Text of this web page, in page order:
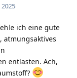
ich eine gute
atmungsaktives
entlasten. Ach,